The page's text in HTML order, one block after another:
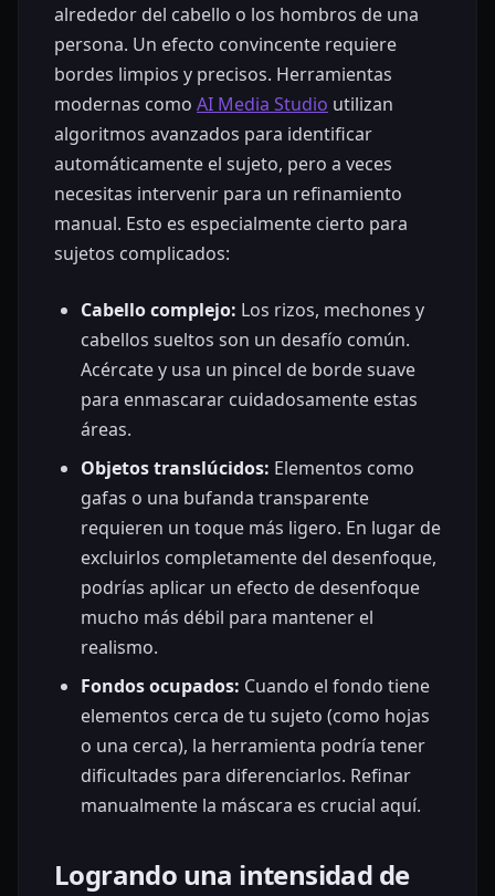
alrededor del cabello o los hombros de una
persona. Un efecto convincente requiere
bordes limpios y precisos. Herramientas
modernas como AI Media Studio utilizan
algoritmos avanzados para identificar
automáticamente el sujeto, pero a veces
necesitas intervenir para un refinamiento
manual. Esto es especialmente cierto para
sujetos complicados:
Cabello complejo: Los rizos, mechones y
cabellos sueltos son un desafío común.
Acércate y usa un pincel de borde suave
para enmascarar cuidadosamente estas
áreas.
Objetos translúcidos: Elementos como
gafas o una bufanda transparente
requieren un toque más ligero. En lugar de
excluirlos completamente del desenfoque,
podrías aplicar un efecto de desenfoque
mucho más débil para mantener el
realismo.
Fondos ocupados: Cuando el fondo tiene
elementos cerca de tu sujeto (como hojas
o una cerca), la herramienta podría tener
dificultades para diferenciarlos. Refinar
manualmente la máscara es crucial aquí.
Logrando una intensidad de